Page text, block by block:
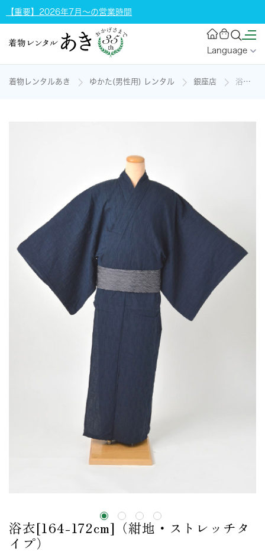
【重要】2026年7月～の営業時間
Language
着物レンタルあき ゆかた(男性用) レンタル 銀座店 浴衣[164-172cm]（紺地・ストレッチタイプ）の着物レンタル
浴衣[164-172cm]（紺地・ストレッチタ
イプ）